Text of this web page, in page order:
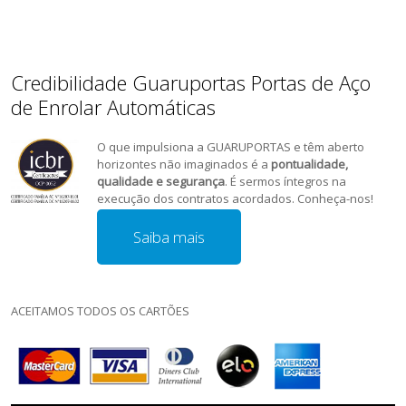
Credibilidade Guaruportas Portas de Aço
de Enrolar Automáticas
O que impulsiona a GUARUPORTAS e têm aberto
horizontes não imaginados é a pontualidade,
qualidade e segurança. É sermos íntegros na
execução dos contratos acordados. Conheça-nos!
Saiba mais
ACEITAMOS TODOS OS CARTÕES